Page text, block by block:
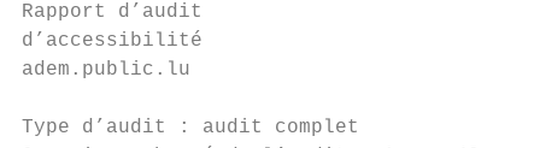
Rapport d’audit
d’accessibilité
adem.public.lu
Type d’audit : audit complet